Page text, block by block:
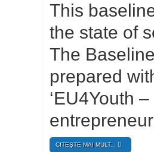
This
the state of
The
prepared
‘EU4Youth
CITEŞTE MAI MULT...